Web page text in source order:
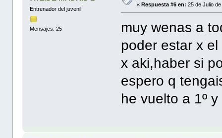
Entrenador del juvenil
Mensajes: 25
«Respuesta #6 en: 25 de Julio
muy wenas a
poder estar x
x aki,haber si
espero q
he vuelto a 1º